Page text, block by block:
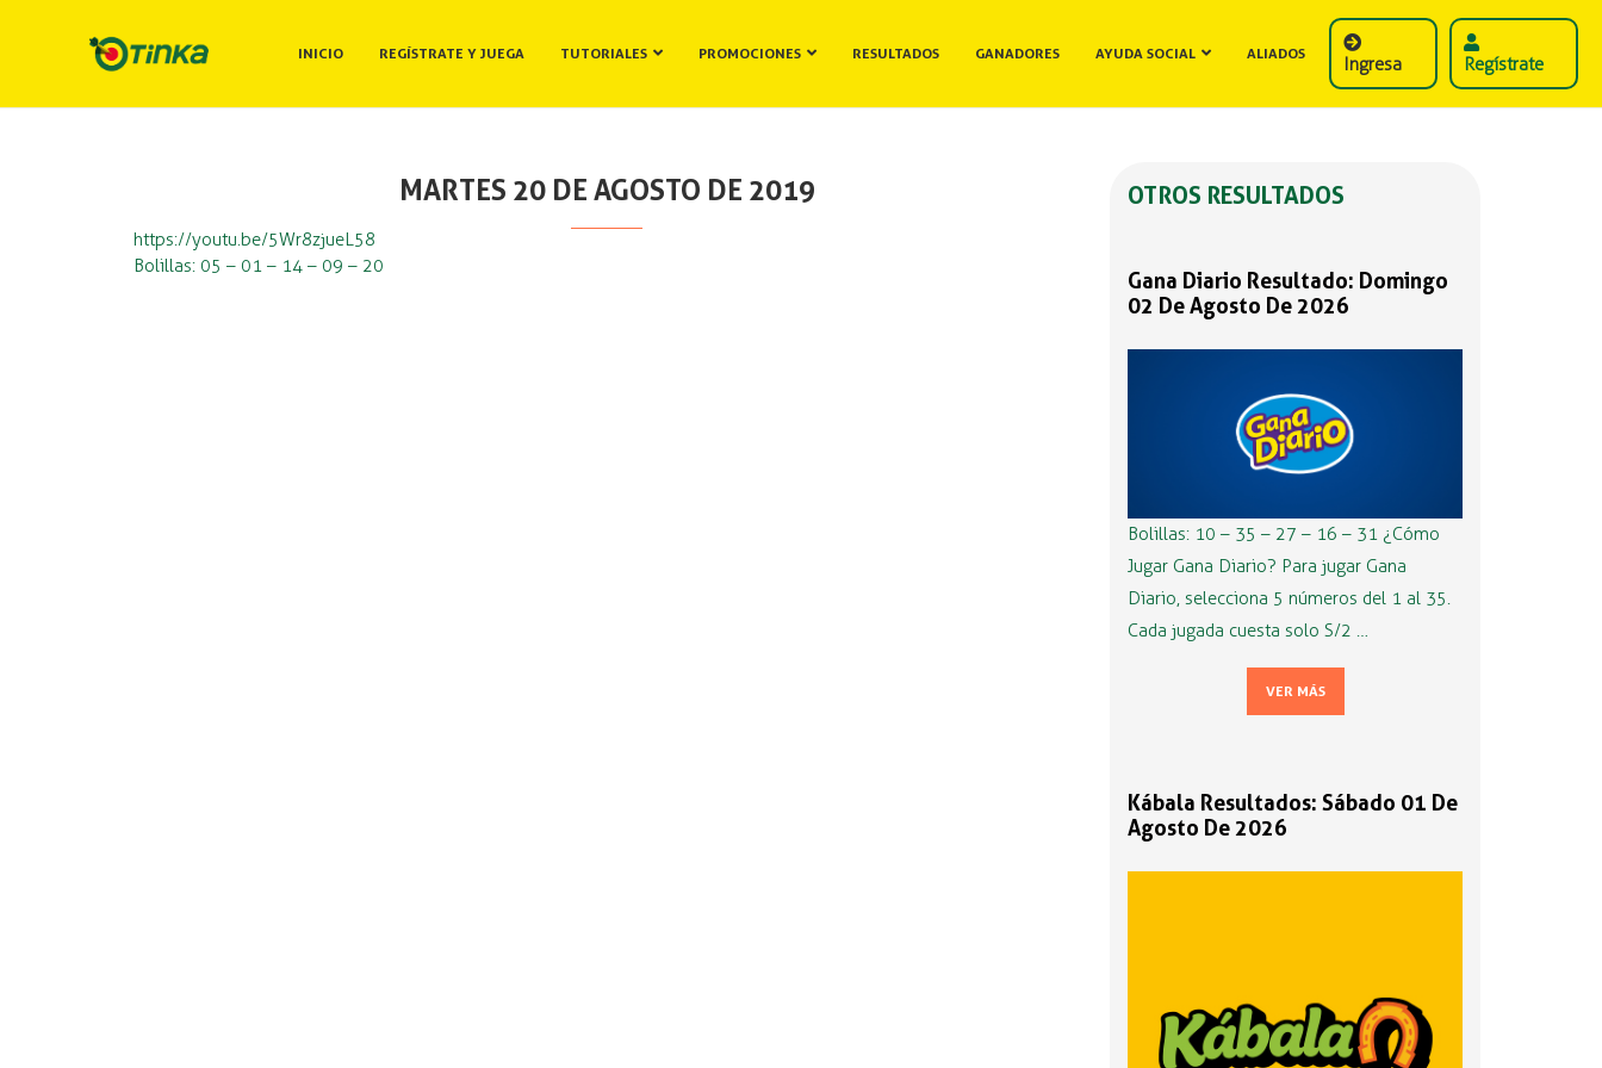
INICIO REGÍSTRATE Y JUEGA TUTORIALES PROMOCIONES RESULTADOS GANADORES AYUDA SOCIAL ALIADOS Ingresa Regístrate
MARTES 20 DE AGOSTO DE 2019
https://youtu.be/5Wr8zjueL58
Bolillas: 05 – 01 – 14 – 09 – 20
OTROS RESULTADOS
Gana Diario Resultado: Domingo
02 De Agosto De 2026
Bolillas: 10 – 35 – 27 – 16 – 31 ¿Cómo
Jugar Gana Diario? Para jugar Gana
Diario, selecciona 5 números del 1 al 35.
Cada jugada cuesta solo S/2 …
VER MÁS
Kábala Resultados: Sábado 01 De
Agosto De 2026